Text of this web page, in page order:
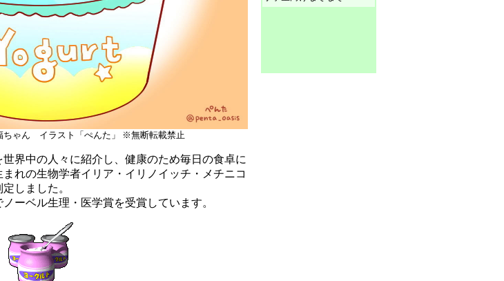
ゃん イラスト「ぺんた」 ※無断転載禁止
界中の人々に紹介し、健康のため毎日の食卓に
れの生物学者イリア・イリノイッチ・メチニコ
しました。
ーベル生理・医学賞を受賞しています。